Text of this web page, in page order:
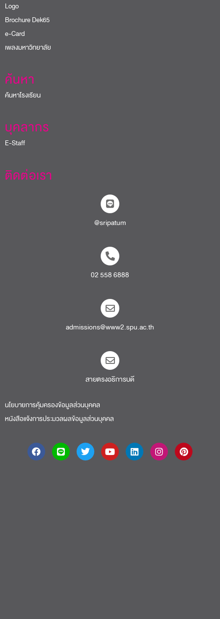
Logo
Brochure Dek65
e-Card
เพลงมหาวิทยาลัย
ค้นหา
ค้นหาโรงเรียน
บุคลากร
E-Staff
ติดต่อเรา
@sripatum
02 558 6888
admissions@www2.spu.ac.th
สายตรงอธิการบดี​
นโยบายการคุ้มครองข้อมูลส่วนบุคคล
หนังสือแจ้งการประมวลผลข้อมูลส่วนบุคคล